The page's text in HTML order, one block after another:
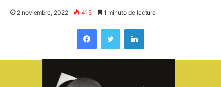
2 noviembre, 2022 415 1 minuto de lectura